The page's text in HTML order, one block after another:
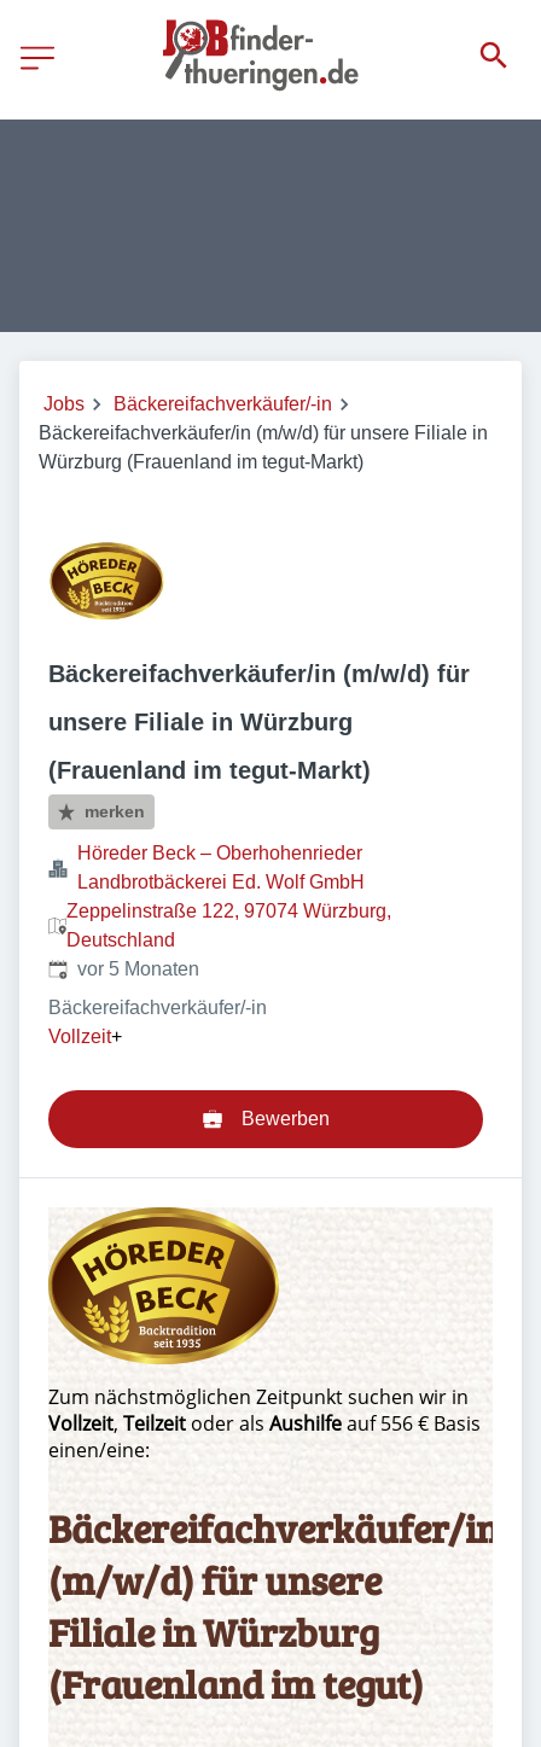
Jobs
Bäckereifachverkäufer/-in
Bäckereifachverkäufer/in (m/w/d) für unsere Filiale in
Würzburg (Frauenland im tegut-Markt)
Bäckereifachverkäufer/in (m/w/d) für
unsere Filiale in Würzburg
(Frauenland im tegut-Markt)
merken
Höreder Beck – Oberhohenrieder
Landbrotbäckerei Ed. Wolf GmbH
Zeppelinstraße 122, 97074 Würzburg,
Deutschland
Veröffentlicht:
vor 5 Monaten
Bäckereifachverkäufer/-in
Vollzeit+
Bewerben